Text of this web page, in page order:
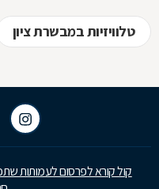
טלוויזיות במבשרת ציון
קול קורא לפרסום לעמותות